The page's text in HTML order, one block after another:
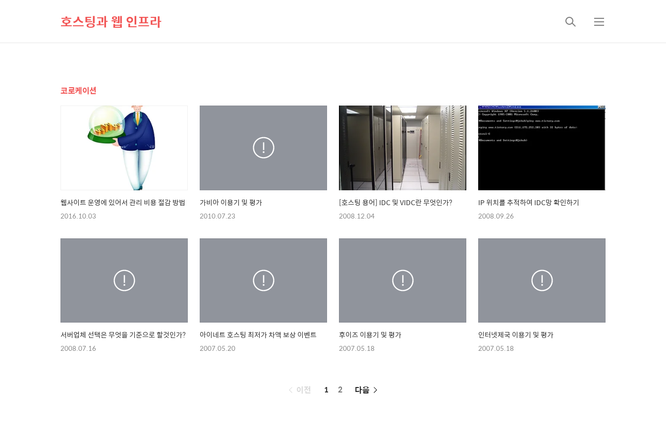
호스팅과 웹 인프라
검
메
코로케이션
웹사이트 운영에 있어서 관리 비용 절감 방법
2016.10.03
가비아 이용기 및 평가
2010.07.23
[호스팅 용어] IDC 및 VIDC란 무엇인가?
2008.12.04
IP 위치를 추적하여 IDC망 확인하기
2008.09.26
서버업체 선택은 무엇을 기준으로 할것인가?
2008.07.16
아이네트 호스팅 최저가 차액 보상 이벤트
2007.05.20
후이즈 이용기 및 평가
2007.05.18
인터넷제국 이용기 및 평가
2007.05.18
페
이전 1 2 다음